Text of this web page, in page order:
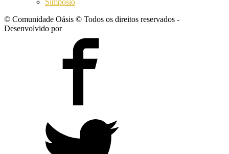
Simpósio
© Comunidade Oásis © Todos os direitos reservados -
Desenvolvido por